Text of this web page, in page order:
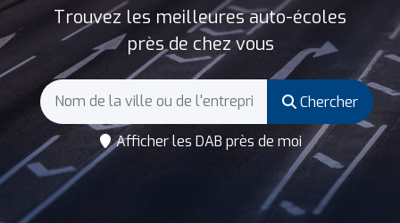
Trouvez les meilleures auto-écoles
près de chez vous
Chercher
Afficher les DAB près de moi